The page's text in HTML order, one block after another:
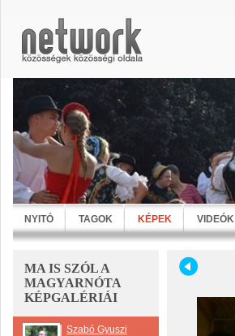
NYITÓ TAGOK KÉPEK VIDEÓK
MA IS SZÓL A
MAGYARNÓTA
KÉPGALÉRIÁI
Szabó Gyuszi